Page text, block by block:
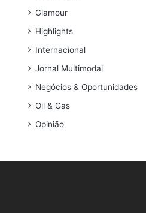
Glamour
Highlights
Internacional
Jornal Multimodal
Negócios & Oportunidades
Oil & Gas
Opinião